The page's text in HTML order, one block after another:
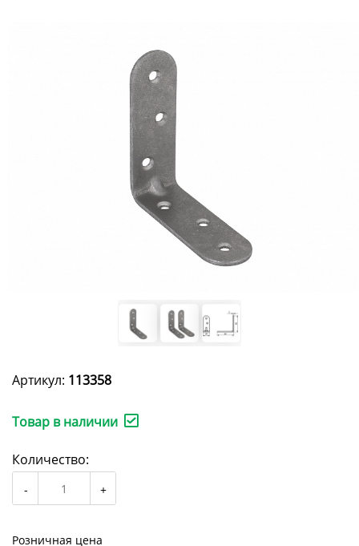
Артикул: 113358
Товар в наличии
Количество:
Розничная цена